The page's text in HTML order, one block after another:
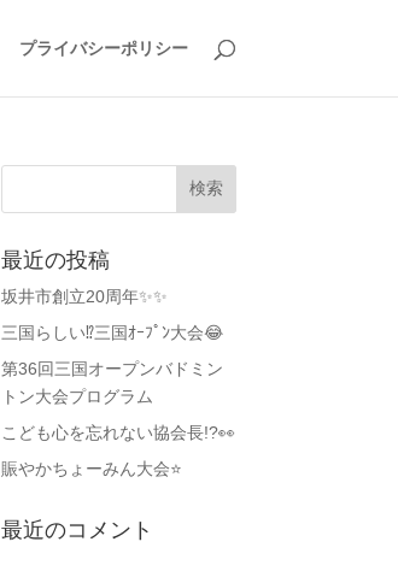
プライバシーポリシー
最近の投稿
坂井市創立20周年✨✨
三国らしい⁉️三国ｵｰﾌﾟﾝ大会😂
第36回三国オープンバドミン
トン大会プログラム
こども心を忘れない協会長!?👀
賑やかちょーみん大会⭐
最近のコメント